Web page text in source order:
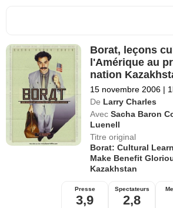
Borat, leçons
l'Amérique au
nation
15 novembre 2006 |
De Larry Charles
Avec Sacha Baron
Luenell
Titre original
Borat: Cultural
Make Benefit
Kazakhstan
Presse
3,9
Spectateurs
2,8